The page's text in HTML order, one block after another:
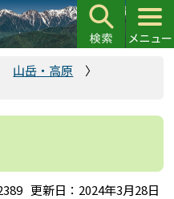
山岳・高原
更新日：2024年3月28日